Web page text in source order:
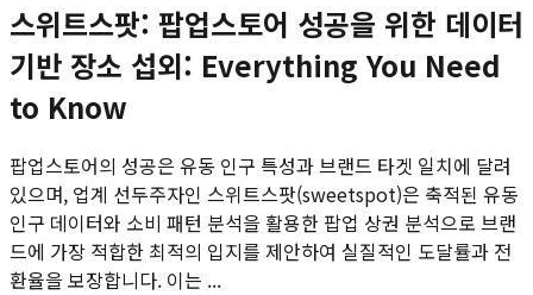
스위트스팟: 팝업스토어 성공을 위한 데이터
기반 장소 섭외: Everything You Need
to Know
팝업스토어의 성공은 유동 인구 특성과 브랜드 타겟 일치에 달려
있으며, 업계 선두주자인 스위트스팟(sweetspot)은 축적된 유동
인구 데이터와 소비 패턴 분석을 활용한 팝업 상권 분석으로 브랜
드에 가장 적합한 최적의 입지를 제안하여 실질적인 도달률과 전
환율을 보장합니다. 이는 ...